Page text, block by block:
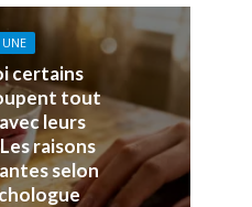
certains
tout
leurs
raisons
selon